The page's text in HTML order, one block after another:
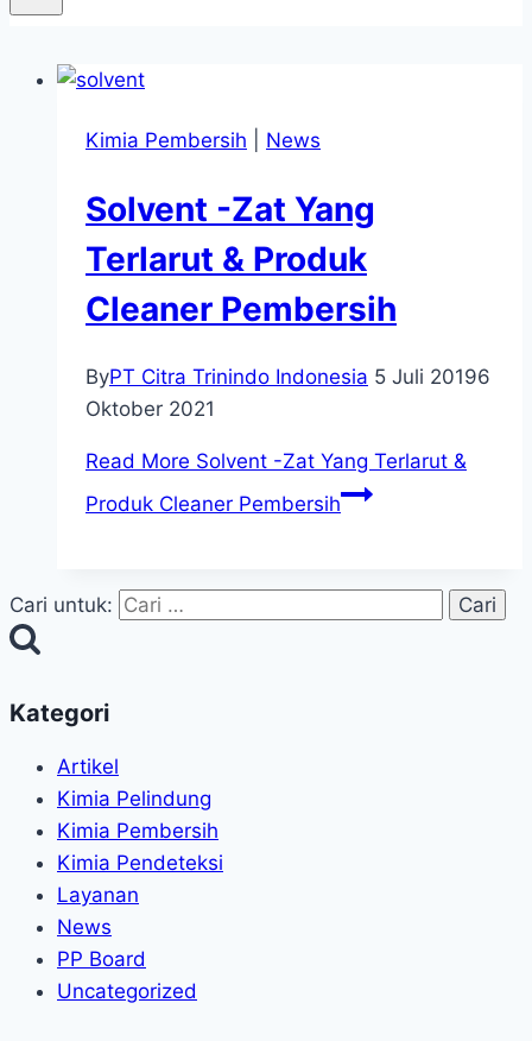
Kimia Pembersih News
Solvent -Zat Yang
Terlarut & Produk
Cleaner Pembersih
ByPT Citra Trinindo Indonesia 5 Juli 20196
Oktober 2021
Read More Solvent -Zat Yang Terlarut &
Produk Cleaner Pembersih
Cari untuk:
Kategori
Artikel
Kimia Pelindung
Kimia Pembersih
Kimia Pendeteksi
Layanan
News
PP Board
Uncategorized